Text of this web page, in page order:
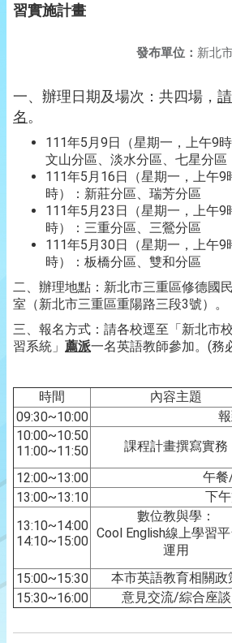
習實施計畫
發布單位： 新北
一、辦理日期及場次：共四場，
名 。
111年5月9日（星期一，上午9
文山分區、淡水分區、七星分區
111年5月16日（星期一，上午9
時）：新莊分區、瑞芳分區
111年5月23日（星期一，上午9
時）：三重分區、三鶯分區
111年5月30日（星期一，上午9
時）：板橋分區、雙和分區
二、辦理地點：新北市三重區修德國
室（新北市三重區重陽路三段3號）。
三、報名方式：請各校逕至「新北市
習系統」 薦派一名英語教師參加。(務
時間 內容主題
09:30~10:00
10:00~10:50
11:00~11:50
課程計畫撰寫實務
12:00~13:00
午
13:00~13:10
下
13:10~14:00
14:10~15:00
數位教與學：
Cool English線上學習
運用
15:00~15:30 本市英語教育相關政
15:30~16:00
意見交流/綜合座談